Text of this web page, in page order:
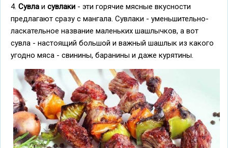
4. Сувла и сувлаки - эти горячие мясные вкусности
предлагают сразу с мангала. Сувлаки - уменьшительно-
ласкательное название маленьких шашлычков, а вот
сувла - настоящий большой и важный шашлык из какого
угодно мяса - свинины, баранины и даже курятины.